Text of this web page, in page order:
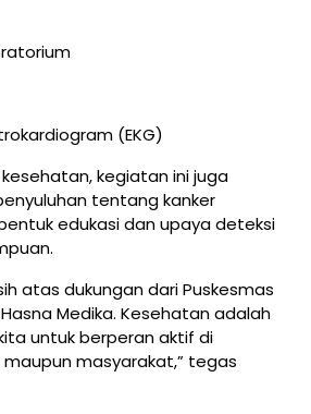
(EKG)
kegiatan ini juga
tentang kanker
edukasi dan upaya deteksi
atas dukungan dari Puskesmas
Medika. Kesehatan adalah
untuk berperan aktif di
masyarakat,” tegas